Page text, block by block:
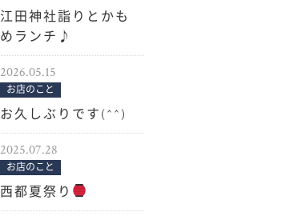
江田神社詣りとかも
めランチ♪
2026.05.15
お店のこと
お久しぶりです(^^)
2025.07.28
お店のこと
西都夏祭り